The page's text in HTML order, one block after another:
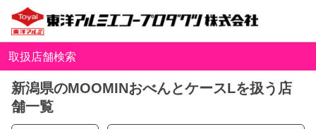
取扱店舗検索
新潟県のMOOMINおべんとケースLを扱う店
舗一覧